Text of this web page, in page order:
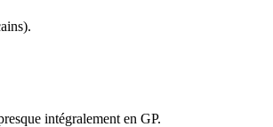
intégralement en GP.